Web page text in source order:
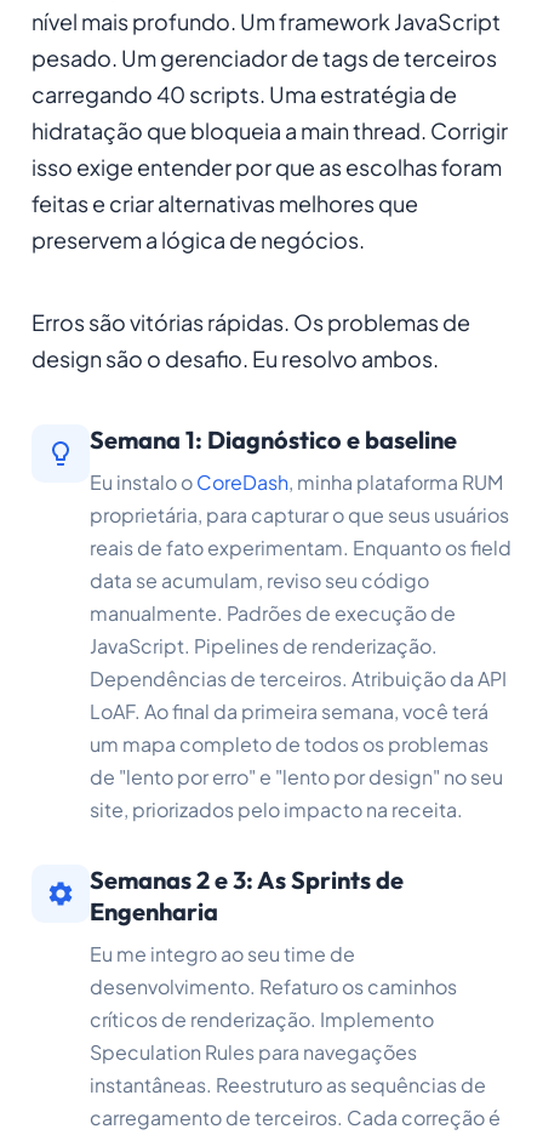
nível mais profundo. Um framework JavaScript
pesado. Um gerenciador de tags de terceiros
carregando 40 scripts. Uma estratégia de
hidratação que bloqueia a main thread. Corrigir
isso exige entenderpor que as escolhas foram
feitas e criar alternativas melhores que
preservem a lógica de negócios.
Erros são vitórias rápidas. Os problemas de
design são o desafio. Eu resolvo ambos.
Semana 1: Diagnóstico e baseline
Eu instalo oCoreDash, minha plataforma RUM
proprietária, para capturar o que seus usuários
reais de fato experimentam. Enquanto os field
data se acumulam, reviso seu código
manualmente. Padrões de execução de
JavaScript. Pipelines de renderização.
Dependências de terceiros. Atribuição da API
LoAF. Ao final da primeira semana, você terá
um mapa completo de todos os problemas
de "lento por erro" e "lento por design" no seu
site, priorizados pelo impacto na receita.
Semanas 2 e 3: As Sprints de
Engenharia
Eu me integro ao seu time de
desenvolvimento. Refaturo os caminhos
críticos de renderização. Implemento
Speculation Rules para navegações
instantâneas. Reestruturo as sequências de
carregamento de terceiros. Cada correção é